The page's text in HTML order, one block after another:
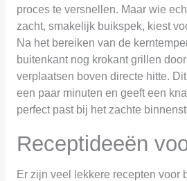
proces te versnellen. Maar wie
zacht, smakelijk buikspek, kiest
Na het bereiken van de
buitenkant nog krokant grillen
verplaatsen boven directe hitte.
een paar minuten en geeft een
perfect past bij het zachte
Receptideeën
Er zijn veel lekkere recepten voor